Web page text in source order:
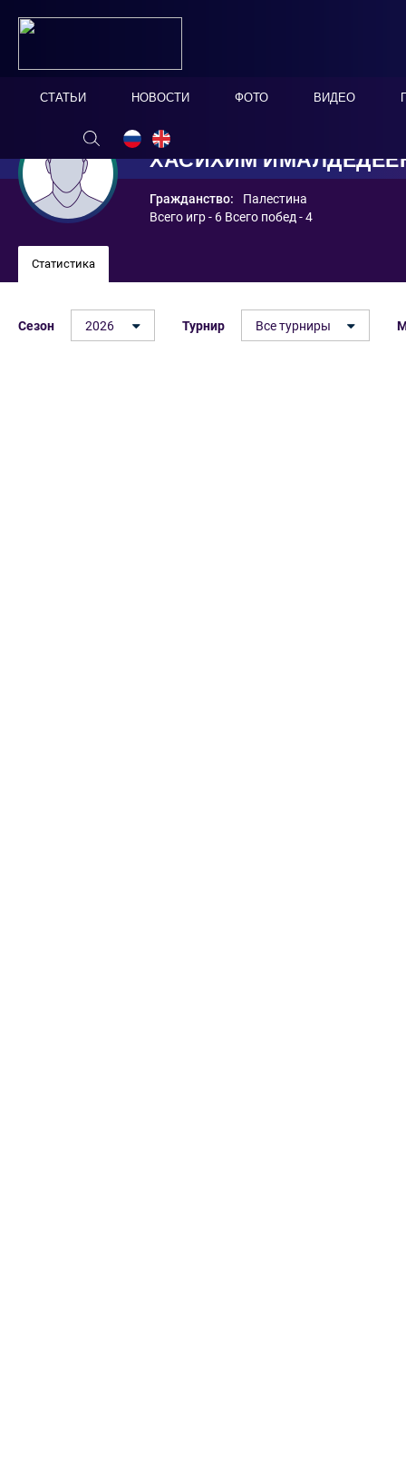
СТАТЬИ НОВОСТИ ФОТО ВИДЕО
ХАСИХИМ
Гражданство:
Палестина
Всего игр - 6 Всего побед - 4
Статистика
Сезон 2026 Турнир Все турниры